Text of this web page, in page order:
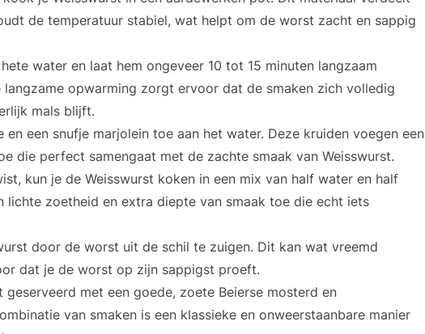
de temperatuur stabiel, wat helpt om de worst zacht en sappig
water en laat hem ongeveer 10 tot 15 minuten langzaam
langzame opwarming zorgt ervoor dat de smaken zich volledig
mals blijft.
en een snufje marjolein toe aan het water. Deze kruiden voegen een
die perfect samengaat met de zachte smaak van Weisswurst.
kun je de Weisswurst koken in een mix van half water en half
lichte zoetheid en extra diepte van smaak toe die echt iets
door de worst uit de schil te zuigen. Dit kan wat vreemd
dat je de worst op zijn sappigst proeft.
geserveerd met een goede, zoete Beierse mosterd en
van smaken is een klassieke en onweerstaanbare manier